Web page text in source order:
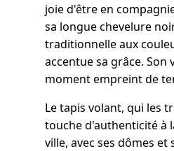
joie d'être en
sa longue chevelure
traditionnelle aux
accentue sa grâce.
moment empreint de
Le tapis volant, qui les
touche d'authenticité à
ville, avec ses dômes